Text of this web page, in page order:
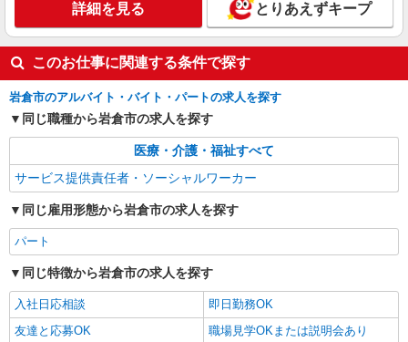
詳細を見る とりあえずキープ
このお仕事に関連する条件で探す
岩倉市のアルバイト・バイト・パートの求人を探す
同じ職種から岩倉市の求人を探す
医療・介護・福祉すべて
サービス提供責任者・ソーシャルワーカー
同じ雇用形態から岩倉市の求人を探す
パート
同じ特徴から岩倉市の求人を探す
入社日応相談
即日勤務OK
友達と応募OK
職場見学OKまたは説明会あり